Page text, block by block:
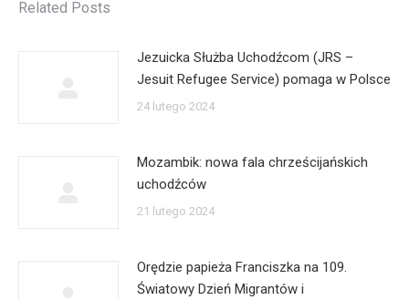
Related Posts
Jezuicka Służba Uchodźcom (JRS –
Jesuit Refugee Service) pomaga w Polsce
24 lutego 2024
Mozambik: nowa fala chrześcijańskich
uchodźców
21 lutego 2024
Orędzie papieża Franciszka na 109.
Światowy Dzień Migrantów i